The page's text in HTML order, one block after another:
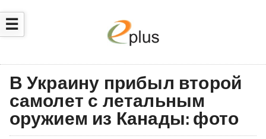
☰
В Украину прибыл второй
самолет с летальным
оружием из Канады: фото